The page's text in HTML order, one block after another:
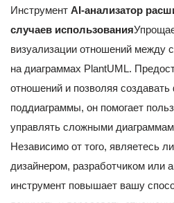
Инструмент AI-анализатор
случаев использования
визуализации отношений между
на диаграммах PlantUML.
отношений и позволяя
поддиаграммы, он помогает
управлять сложными
Независимо от того, являетесь
дизайнером, разработчиком или
инструмент повышает вашу